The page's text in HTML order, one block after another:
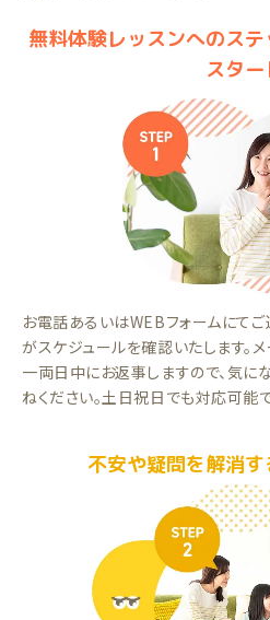
無料体験レッスンへのス
スター
お電話あるいはWEBフォームにてご
がスケジュールを確認いたします。
一両日中にお返事しますので、気に
ねください。土日祝日でも対応可能で
不安や疑問を解消